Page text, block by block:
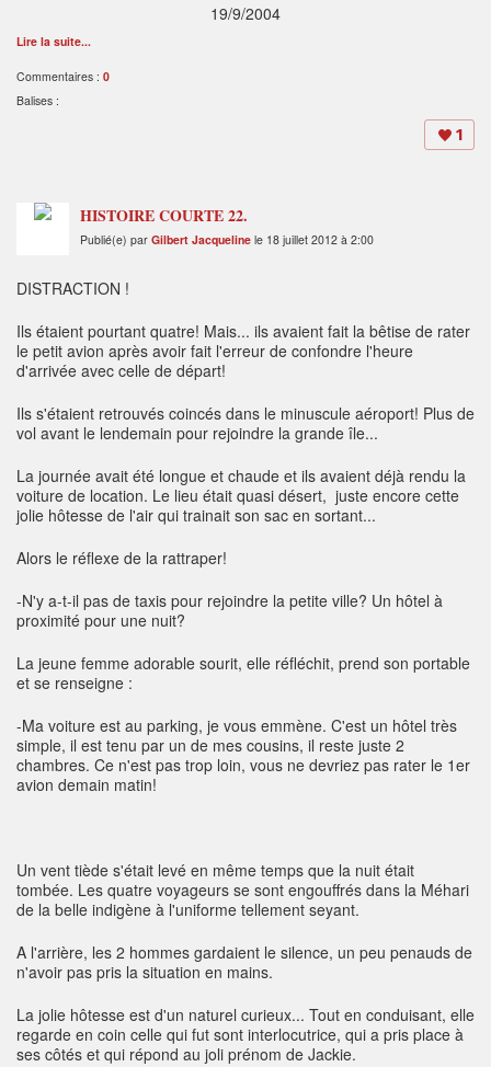
19/9/2004
Lire la suite...
Commentaires : 0
Balises :
1
HISTOIRE COURTE 22.
Publié(e) par Gilbert Jacqueline le 18 juillet 2012 à 2:00
DISTRACTION !
Ils étaient pourtant quatre! Mais... ils avaient fait la bêtise de rater
le petit avion après avoir fait l'erreur de confondre l'heure
d'arrivée avec celle de départ!
Ils s'étaient retrouvés coincés dans le minuscule aéroport! Plus de
vol avant le lendemain pour rejoindre la grande île...
La journée avait été longue et chaude et ils avaient déjà rendu la
voiture de location. Le lieu était quasi désert, juste encore cette
jolie hôtesse de l'air qui trainait son sac en sortant...
Alors le réflexe de la rattraper!
-N'y a-t-il pas de taxis pour rejoindre la petite ville? Un hôtel à
proximité pour une nuit?
La jeune femme adorable sourit, elle réfléchit, prend son portable
et se renseigne :
-Ma voiture est au parking, je vous emmène. C'est un hôtel très
simple, il est tenu par un de mes cousins, il reste juste 2
chambres. Ce n'est pas trop loin, vous ne devriez pas rater le 1er
avion demain matin!
Un vent tiède s'était levé en même temps que la nuit était
tombée. Les quatre voyageurs se sont engouffrés dans la Méhari
de la belle indigène à l'uniforme tellement seyant.
A l'arrière, les 2 hommes gardaient le silence, un peu penauds de
n'avoir pas pris la situation en mains.
La jolie hôtesse est d'un naturel curieux... Tout en conduisant, elle
regarde en coin celle qui fut sont interlocutrice, qui a pris place à
ses côtés et qui répond au joli prénom de Jackie.